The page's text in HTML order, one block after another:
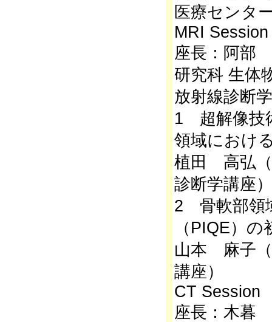
医療センタ
MRI Session
座長：阿部
研究科 生体
放射線診断
1 超解像技
領域におけ
植田 高弘（
診断学講座）
2 骨軟部領
（PIQE）
山本 麻子（
講座）
CT Session
座長：木暮